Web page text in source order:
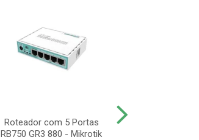
Roteador com 5 Portas
RB750 GR3 880 - Mikrotik